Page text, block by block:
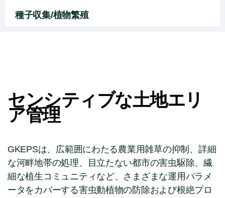
種子収集/植物繁殖
センシティブな土地エリ
ア管理
GKEPSは、広範囲にわたる農業用雑草の抑制、詳細
な河畔地帯の処理、目立たない都市の害虫駆除、繊
細な植生コミュニティなど、さまざまな運用パラメ
ータをカバーする害虫動植物の防除および根絶プロ